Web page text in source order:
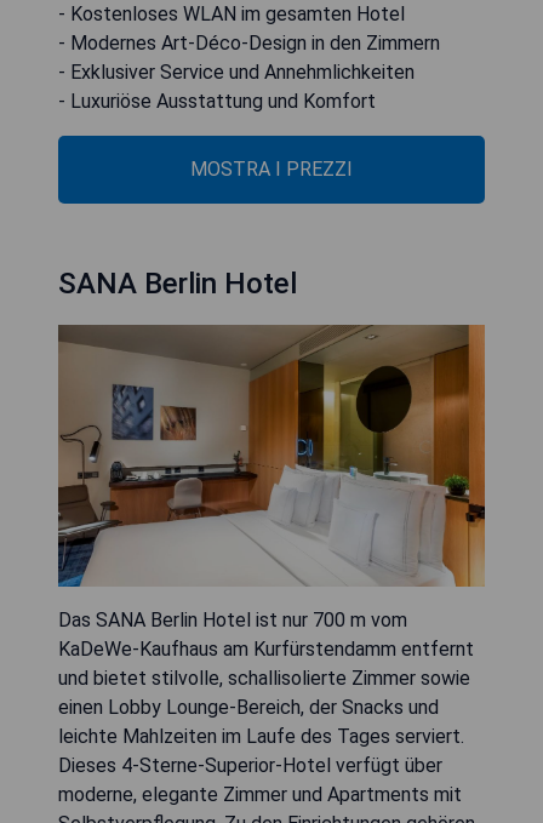
- Kostenloses WLAN im gesamten Hotel
- Modernes Art-Déco-Design in den Zimmern
- Exklusiver Service und Annehmlichkeiten
- Luxuriöse Ausstattung und Komfort
MOSTRA I PREZZI
SANA Berlin Hotel
Das SANA Berlin Hotel ist nur 700 m vom
KaDeWe-Kaufhaus am Kurfürstendamm entfernt
und bietet stilvolle, schallisolierte Zimmer sowie
einen Lobby Lounge-Bereich, der Snacks und
leichte Mahlzeiten im Laufe des Tages serviert.
Dieses 4-Sterne-Superior-Hotel verfügt über
moderne, elegante Zimmer und Apartments mit